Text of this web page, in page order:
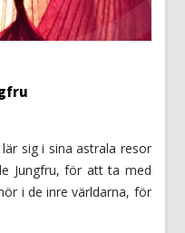
sig i sina astrala resor
Jungfru, för att ta med
i de inre världarna, för